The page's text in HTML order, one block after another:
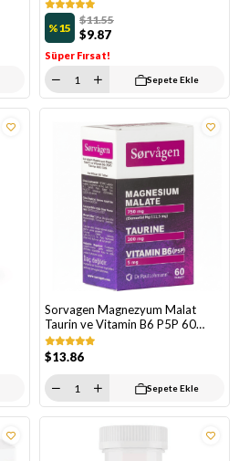
%15 $9.87
$11.55
Süper Fırsat!
Sepete Ekle
Sorvagen Magnezyum Malat
Taurin ve Vitamin B6 P5P 60
Tablet
$13.86
Sepete Ekle